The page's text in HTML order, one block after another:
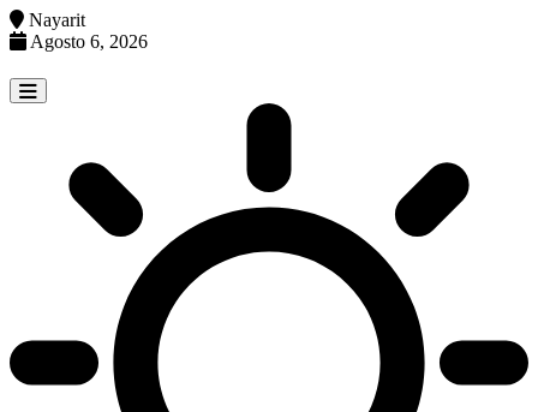
Nayarit
Agosto 6, 2026
to
content